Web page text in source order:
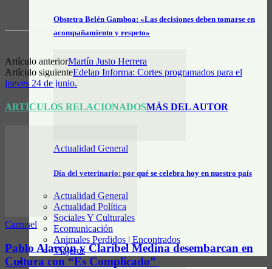
Obstetra Belén Gamboa: «Las decisiones deben tomarse en
acompañamiento y respeto»
Actualidad General
Día del veterinario: por qué se celebra hoy en nuestro país
Actualidad General
Actualidad Política
Sociales Y Culturales
Ecomunicación
Animales Perdidos | Encontrados
Viajeros
RESUMEN DIGITAL
Artículo anteriorMartín Justo Herrera
Artículo siguienteEdelap Informa: Cortes programados para el
jueves 24 de junio.
ARTÍCULOS RELACIONADOSMÁS DEL AUTOR
Carrusel
Pablo Alarcón y Claribel Medina desembarcan en
Cultura con “Es Complicado”